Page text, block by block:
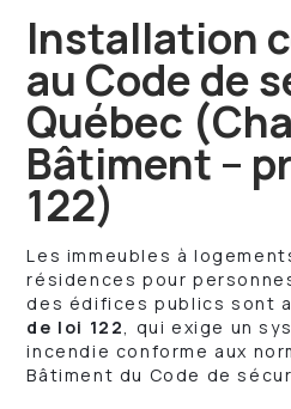
Installation
au Code de
Québec
Bâtiment –
122)
Les immeubles à
résidences pour
des édifices publics sont
de loi 122, qui exige un
incendie conforme aux
Bâtiment du Code de